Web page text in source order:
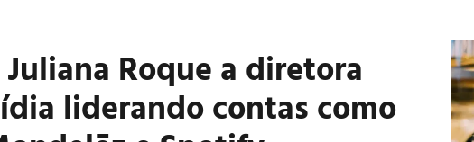
Roque a diretora
liderando contas como